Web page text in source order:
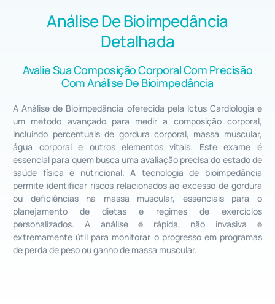
Análise De Bioimpedância
Detalhada
Avalie Sua Composição Corporal Com Precisão
Com Análise De Bioimpedância
A Análise de Bioimpedância oferecida pela Ictus Cardiologia é
um método avançado para medir a composição corporal,
incluindo percentuais de gordura corporal, massa muscular,
água corporal e outros elementos vitais. Este exame é
essencial para quem busca uma avaliação precisa do estado de
saúde física e nutricional. A tecnologia de bioimpedância
permite identificar riscos relacionados ao excesso de gordura
ou deficiências na massa muscular, essenciais para o
planejamento de dietas e regimes de exercícios
personalizados. A análise é rápida, não invasiva e
extremamente útil para monitorar o progresso em programas
de perda de peso ou ganho de massa muscular.